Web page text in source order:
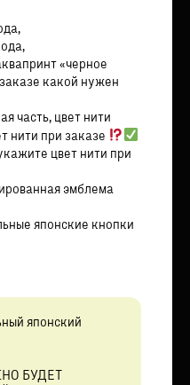
«черное
какой нужен
часть, цвет нити
нити при заказе
цвет нити при
эмблема
японские кнопки
японский
БУДЕТ